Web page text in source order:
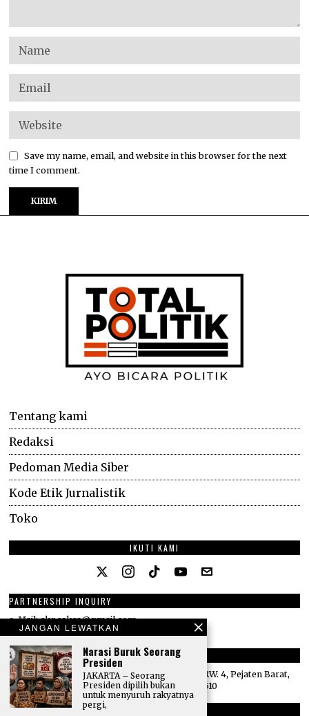
Save my name, email, and website in this browser for the next
time I comment.
Tentang kami
Redaksi
Pedoman Media Siber
Kode Etik Jurnalistik
Toko
IKUTI KAMI
PARTNERSHIP INQUIRY
e-Mail: ckr.cakra@gmail.com
Phone: +62 816 334 058
ALAMAT
Villa Mediapura No. 77H, Jl. Siaga Raya, RT. 14/RW. 4, Pejaten Barat,
Pasar Minggu, Jakarta Selatan, DKI Jakarta 12510
E-MAIL
JANGAN LEWATKAN
Narasi Buruk Seorang
Presiden
JAKARTA – Seorang
Presiden dipilih bukan
untuk menyuruh rakyatnya
pergi,